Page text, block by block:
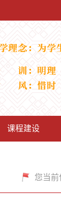
课程建设
您当前